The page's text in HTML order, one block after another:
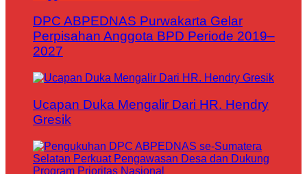
DPC ABPEDNAS Purwakarta Gelar
Perpisahan Anggota BPD Periode 2019–
2027
Ucapan Duka Mengalir Dari HR. Hendry
Gresik